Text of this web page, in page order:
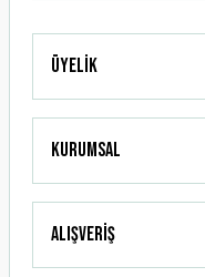
Üyelik
Kurumsal
Alışveriş